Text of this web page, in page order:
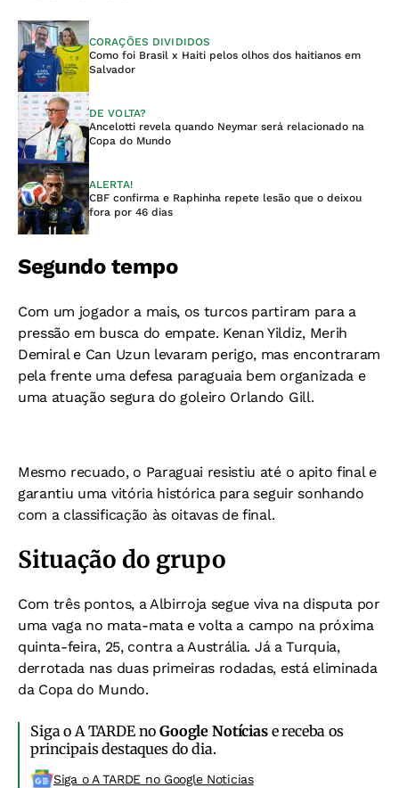
CORAÇÕES DIVIDIDOS
Como foi Brasil x Haiti pelos olhos dos haitianos em
Salvador
DE VOLTA?
Ancelotti revela quando Neymar será relacionado na
Copa do Mundo
ALERTA!
CBF confirma e Raphinha repete lesão que o deixou
fora por 46 dias
Segundo tempo
Com um jogador a mais, os turcos partiram para a
pressão em busca do empate. Kenan Yildiz, Merih
Demiral e Can Uzun levaram perigo, mas encontraram
pela frente uma defesa paraguaia bem organizada e
uma atuação segura do goleiro Orlando Gill.
Mesmo recuado, o Paraguai resistiu até o apito final e
garantiu uma vitória histórica para seguir sonhando
com a classificação às oitavas de final.
Situação do grupo
Com três pontos, a Albirroja segue viva na disputa por
uma vaga no mata-mata e volta a campo na próxima
quinta-feira, 25, contra a Austrália. Já a Turquia,
derrotada nas duas primeiras rodadas, está eliminada
da Copa do Mundo.
Siga o A TARDE noGoogle Notíciase receba os
principais destaques do dia.
Siga o A TARDE no Google Noticias